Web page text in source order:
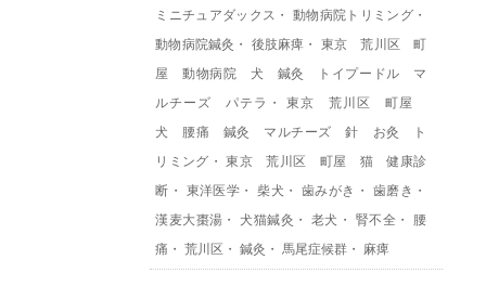
ミニチュアダックス ・ 動物病院トリミング ・
動物病院鍼灸 ・ 後肢麻痺 ・ 東京 荒川区 町
屋 動物病院 犬 鍼灸 トイプードル マ
ルチーズ パテラ ・東京 荒川区 町屋
犬 腰痛 鍼灸 マルチーズ 針 お灸 ト
リミング ・東京 荒川区 町屋 猫 健康診
断 ・ 東洋医学 ・柴犬 ・歯みがき ・ 歯磨き ・
漢麦大棗湯 ・犬猫鍼灸 ・老犬 ・ 腎不全 ・
腰
痛 ・荒川区 ・鍼灸 ・馬尾症候群 ・ 麻痺